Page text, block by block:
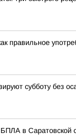
правильное
субботу без
в Саратовской